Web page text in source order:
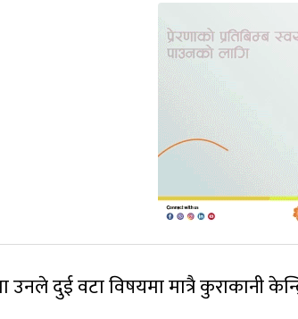
दुई वटा विषयमा मात्रै कुराकानी